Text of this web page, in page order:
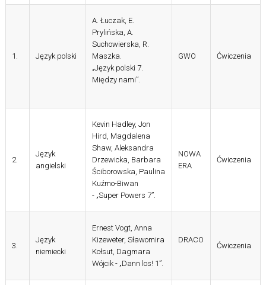
1. Język polski
A. Łuczak, E.
Prylińska, A.
Suchowierska, R.
Maszka.
„Język polski 7.
Między nami”.
GWO Ćwiczenia
2.
Język
angielski
Kevin Hadley, Jon
Hird, Magdalena
Shaw, Aleksandra
Drzewicka, Barbara
Ściborowska, Paulina
Kuźmo-Biwan
- „Super Powers 7”.
NOWA
ERA
Ćwiczenia
3.
Język
niemiecki
Ernest Vogt, Anna
Kizeweter, Sławomira
Kołsut, Dagmara
Wójcik - „Dann los! 1”.
DRACO
Ćwiczenia